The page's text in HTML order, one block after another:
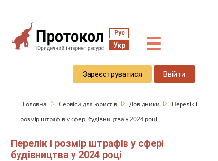
Рус
Укр ☰
Зареєструватися Ввійти
Головна Сервіси для юристів Довідники
Перелік і
розмір штрафів у сфері будівництва у 2024 році
Перелік і розмір штрафів у сфері
будівництва у 2024 році